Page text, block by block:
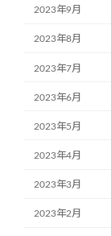
2023年9月
2023年8月
2023年7月
2023年6月
2023年5月
2023年4月
2023年3月
2023年2月